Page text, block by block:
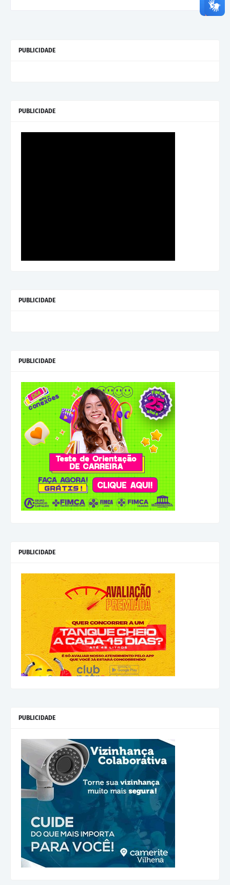
PUBLICIDADE
PUBLICIDADE
PUBLICIDADE
PUBLICIDADE
PUBLICIDADE
PUBLICIDADE